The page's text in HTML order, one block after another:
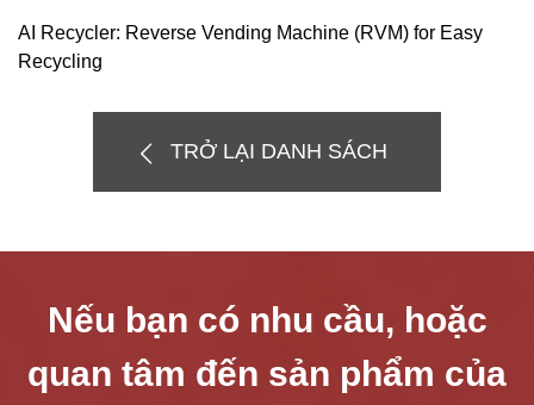
AI Recycler: Reverse Vending Machine (RVM) for Easy
Recycling
TRỞ LẠI DANH SÁCH
Nếu bạn có nhu cầu, hoặc
quan tâm đến sản phẩm của